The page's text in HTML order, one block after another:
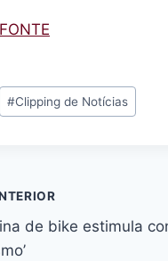
FONTE
Tags
do
#Clipping de Notícias
de bike estimula